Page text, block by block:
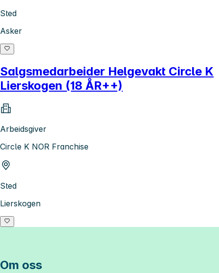
Sted
Asker
Salgsmedarbeider Helgevakt Circle K
Lierskogen (18 ÅR++)
Arbeidsgiver
Circle K NOR Franchise
Sted
Lierskogen
Om oss